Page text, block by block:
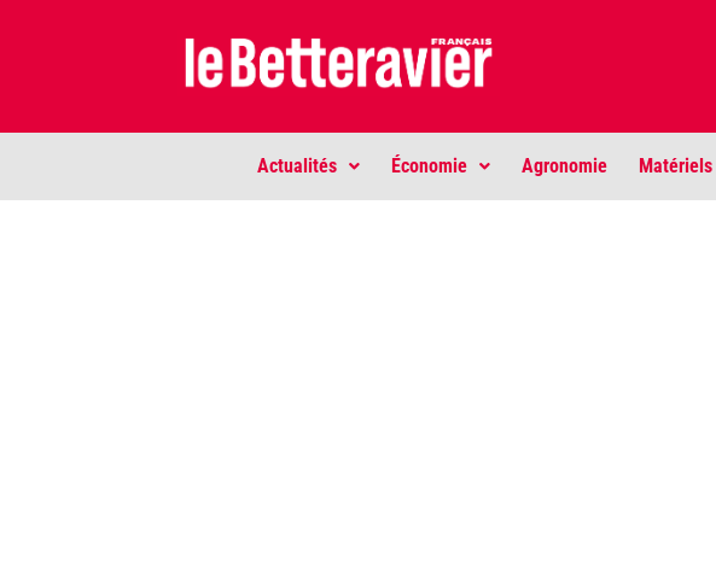
Actualités Économie Agronomie Matériels